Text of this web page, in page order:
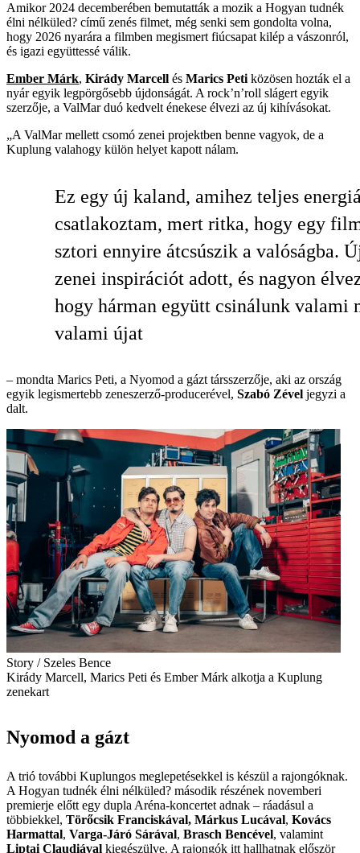
Amikor 2024 decemberében bemutatták a mozik a Hogyan tudnék
élni nélküled? című zenés filmet, még senki sem gondolta volna,
hogy 2026 nyarára a filmben megismert fiúcsapat kilép a vászonról,
és igazi együttessé válik.
Ember Márk, Kirády Marcell és Marics Peti közösen hozták el a
nyár egyik legpörgősebb újdonságát. A rock’n’roll slágert egyik
szerzője, a ValMar duó kedvelt énekese élvezi az új kihívásokat.
„A ValMar mellett csomó zenei projektben benne vagyok, de a
Kuplung valahogy külön helyet kapott nálam.
Ez egy új kaland, amihez teljes
csatlakoztam, mert ritka, hogy egy
sztori ennyire átcsúszik a valóságba.
zenei inspirációt adott, és nagyon
hogy hárman együtt csinálunk valami
valami újat
– mondta Marics Peti, a Nyomod a gázt társszerzője, aki az ország
egyik legismertebb zeneszerző-producerével, Szabó Zével jegyzi a
dalt.
Story / Szeles Bence
Kirády Marcell, Marics Peti és Ember Márk alkotja a Kuplung
zenekart
Nyomod a gázt
A trió további Kuplungos meglepetésekkel is készül a rajongóknak.
A Hogyan tudnék élni nélküled? második részének novemberi
premierje előtt egy dupla Aréna-koncertet adnak – ráadásul a
többiekkel, Törőcsik Franciskával, Márkus Lucával, Kovács
Harmattal, Varga-Járó Sárával, Brasch Bencével, valamint
Liptai Claudiával kiegészülve. A rajongók itt hallhatnak először